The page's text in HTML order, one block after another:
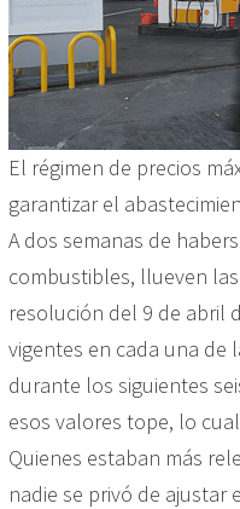
El régimen de precios
garantizar el
A dos semanas de
combustibles, llueven
resolución del 9 de abril
vigentes en cada una de
durante los siguientes
esos valores tope, lo
Quienes estaban más
nadie se privó de